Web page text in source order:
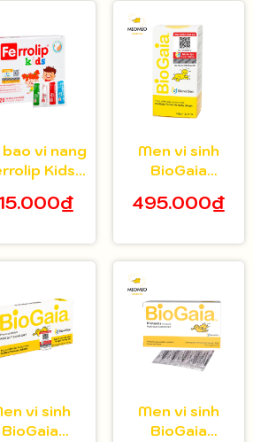
vi nang
Kids
hộp 20 gói
Men vi sinh
BioGaia
bé 5ml
495.000₫
vi sinh
BioGaia
Men vi sinh
BioGaia